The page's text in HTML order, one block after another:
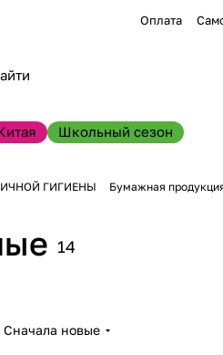
Оплата
Школьный сезон
ГИГИЕНЫ Бумажная
14
Сначала новые